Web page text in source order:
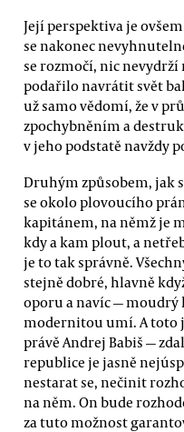
Její perspektiva je
se nakonec
se rozmočí, nic nevydrží
podařilo navrátit svět
už samo vědomí, že v
zpochybněním a
v jeho podstatě navždy
Druhým způsobem, jak
se okolo plovoucího
kapitánem, na němž je
kdy a kam plout, a
je to tak správně.
stejně dobré, hlavně
oporu a navíc —
modernitou umí. A toto
právě Andrej Babiš —
republice je jasně
nestarat se, nečinit
na něm. On bude
za tuto možnost